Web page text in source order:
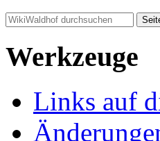
Werkzeuge
Links auf